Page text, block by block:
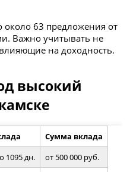
около 63 предложения от
Важно учитывать не
на доходность.
высокий
Сумма вклада
1095 дн.
от 500 000 руб.